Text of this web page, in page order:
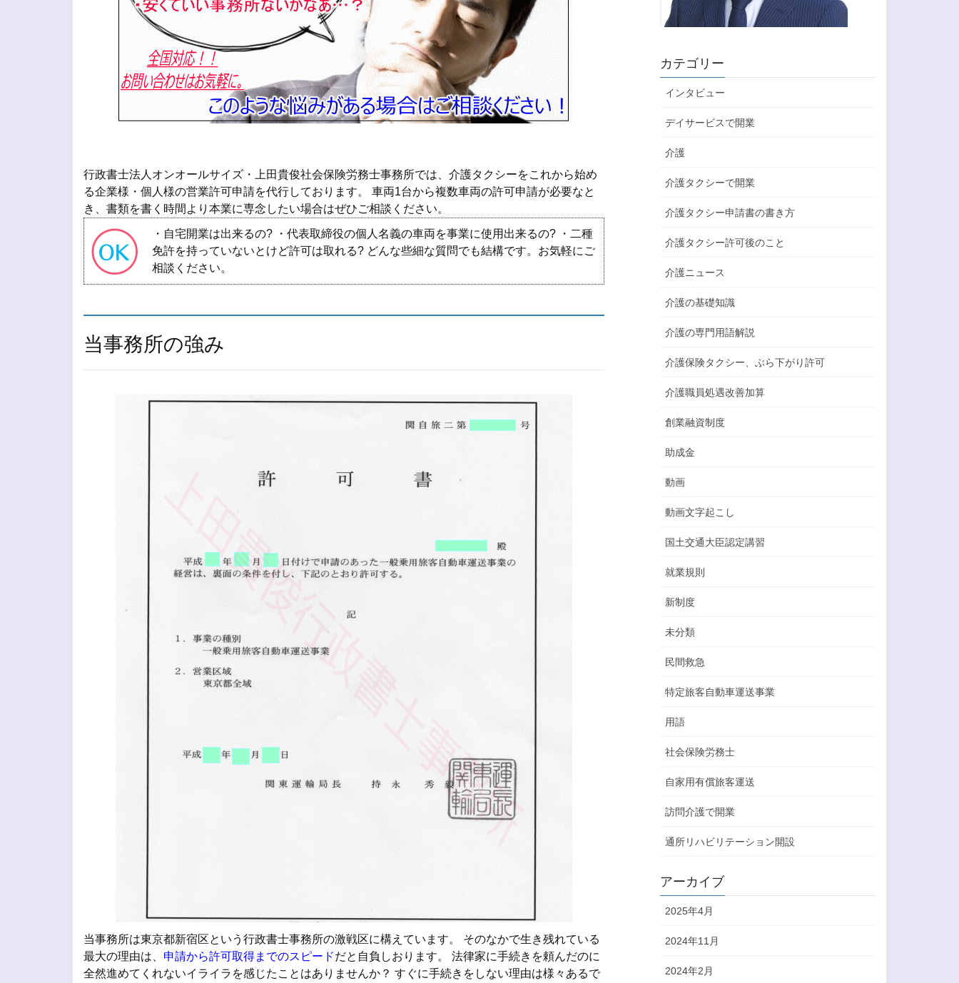
行政書士法人オンオールサイズ・上田貴俊社会保険労務士事務所では、介護タクシーをこれから始め
る企業様・個人様の営業許可申請を代行しております。 車両1台から複数車両の許可申請が必要なと
き、書類を書く時間より本業に専念したい場合はぜひご相談ください。
・自宅開業は出来るの? ・代表取締役の個人名義の車両を事業に使用出来るの? ・二種
免許を持っていないとけど許可は取れる? どんな些細な質問でも結構です。お気軽にご
相談ください。
当事務所の強み
当事務所は東京都新宿区という行政書士事務所の激戦区に構えています。 そのなかで生き残れている
最大の理由は、 申請から許可取得までのスピードだと自負しおります。 法律家に手続きを頼んだのに
全然進めてくれないイライラを感じたことはありませんか？ すぐに手続きをしない理由は様々あるで
カテゴリー
インタビュー
デイサービスで開業
介護
介護タクシーで開業
介護タクシー申請書の書き方
介護タクシー許可後のこと
介護ニュース
介護の基礎知識
介護の専門用語解説
介護保険タクシー、ぶら下がり許可
介護職員処遇改善加算
創業融資制度
助成金
動画
動画文字起こし
国土交通大臣認定講習
就業規則
新制度
未分類
民間救急
特定旅客自動車運送事業
用語
社会保険労務士
自家用有償旅客運送
訪問介護で開業
通所リハビリテーション開設
アーカイブ
2025年4月
2024年11月
2024年2月